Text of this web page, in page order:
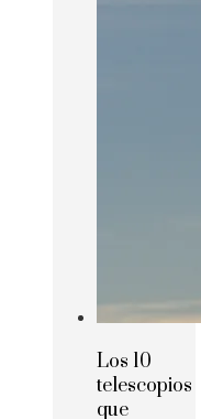
Los 10
telescopios
que